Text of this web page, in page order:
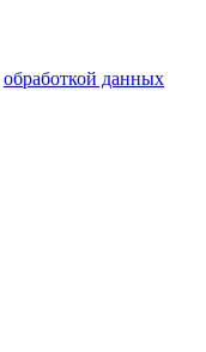
обработкой данных